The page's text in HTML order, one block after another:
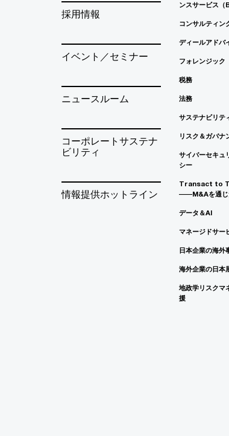
採用情報
イベント／セミナー
ニュースルーム
コーポレートサステナ
ビリティ
情報提供ホットライン
ンスサービス（
コンサルティン
ディールアドバ
フォレンジック
税務
法務
サステナビリテ
リスク＆ガバナ
サイバーセキュ
シー
Transact to
――M&Aを通じ
データ＆AI
マネージドサー
日本企業の海外
海外企業の日本
地政学リスクマ
援